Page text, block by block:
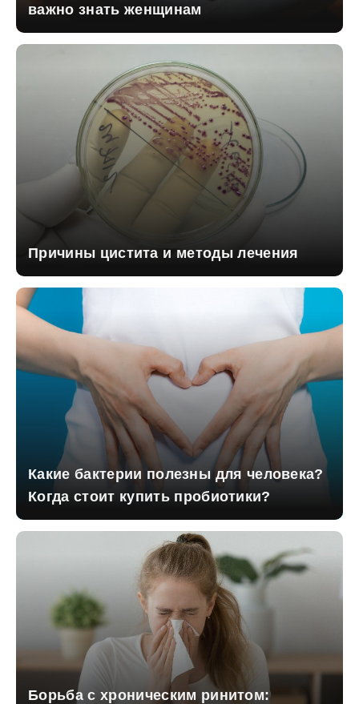
важно знать женщинам
Причины цистита и методы лечения
Какие бактерии полезны для человека?
Когда стоит купить пробиотики?
Борьба с хроническим ринитом: